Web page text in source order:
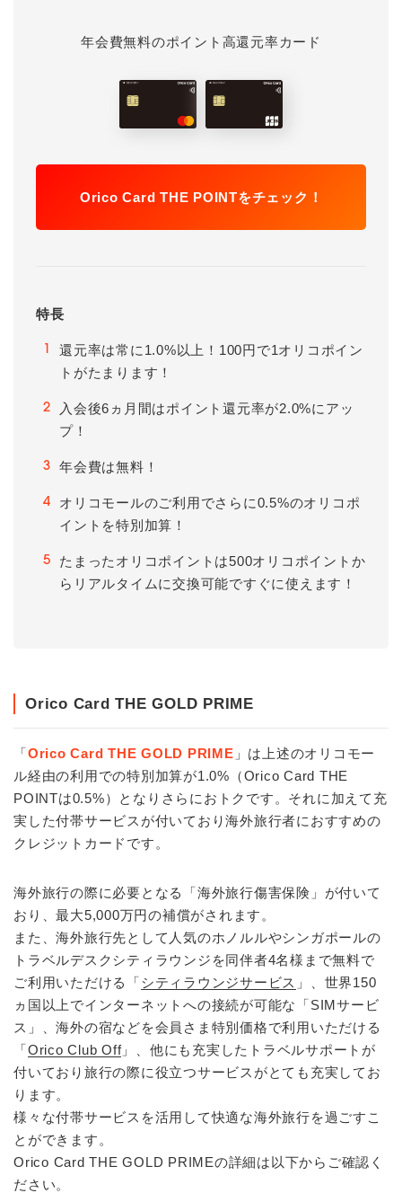
年会費無料のポイント高還元率カード
Orico Card THE POINTをチェック！
特長
1
還元率は常に1.0%以上！100円で1オリコポイン
トがたまります！
2
入会後6ヵ月間はポイント還元率が2.0%にアッ
プ！
3 年会費は無料！
4
オリコモールのご利用でさらに0.5%のオリコポ
イントを特別加算！
5
たまったオリコポイントは500オリコポイントか
らリアルタイムに交換可能ですぐに使えます！
Orico Card THE GOLD PRIME
「Orico Card THE GOLD PRIME 」は上述のオリコモー
ル経由の利用での特別加算が1.0%（Orico Card THE
POINTは0.5%）となりさらにおトクです。それに加えて充
実した付帯サービスが付いており海外旅行者におすすめの
クレジットカードです。
海外旅行の際に必要となる「海外旅行傷害保険」が付いて
おり、最大5,000万円の補償がされます。
また、海外旅行先として人気のホノルルやシンガポールの
トラベルデスクシティラウンジを同伴者4名様まで無料で
ご利用いただける「シティラウンジサービス 」、世界150
ヵ国以上でインターネットへの接続が可能な「SIMサービ
ス」、海外の宿などを会員さま特別価格で利用いただける
「Orico Club Off」、他にも充実したトラベルサポートが
付いており旅行の際に役立つサービスがとても充実してお
ります。
様々な付帯サービスを活用して快適な海外旅行を過ごすこ
とができます。
Orico Card THE GOLD PRIMEの詳細は以下からご確認く
ださい。